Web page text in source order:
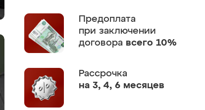
Предоплата
при заключении
договора всего 10%
Рассрочка
на 3, 4, 6 месяцев